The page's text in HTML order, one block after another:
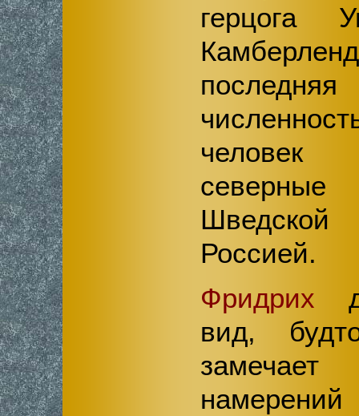
герцога
Россией.
Фридрих
вид,
замечает
намерений